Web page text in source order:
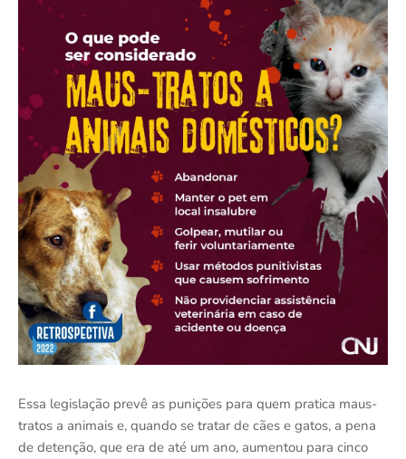
Essa legislação prevê as punições para quem pratica maus-
tratos a animais e, quando se tratar de cães e gatos, a pena
de detenção, que era de até um ano, aumentou para cinco